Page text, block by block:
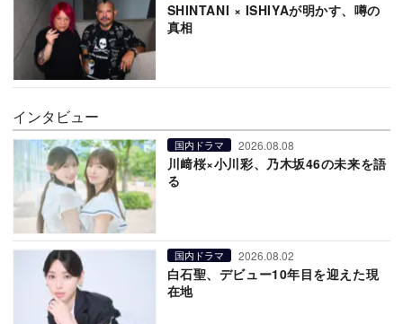
SHINTANI × ISHIYAが明かす、噂の
真相
インタビュー
国内ドラマ 2026.08.08
川﨑桜×小川彩、乃木坂46の未来を語
る
国内ドラマ 2026.08.02
白石聖、デビュー10年目を迎えた現
在地